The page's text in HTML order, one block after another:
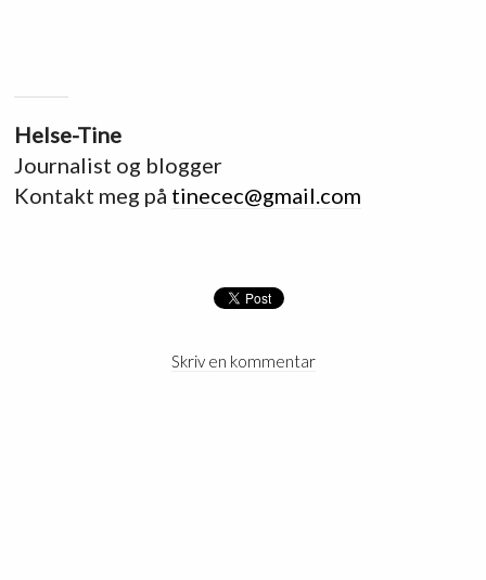
Helse-Tine
Journalist og blogger
Kontakt meg på tinecec@gmail.com
Skriv en kommentar